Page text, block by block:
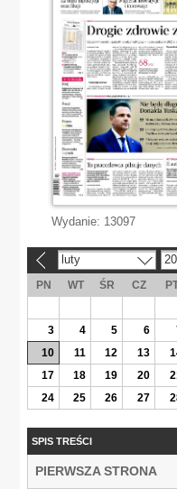
Wydanie: 13097
luty
PN WT ŚR CZ
3
4 5 6
10
11 12 13
17
18 19 20
24
25 26 27
SPIS TREŚCI
PIERWSZA STRONA